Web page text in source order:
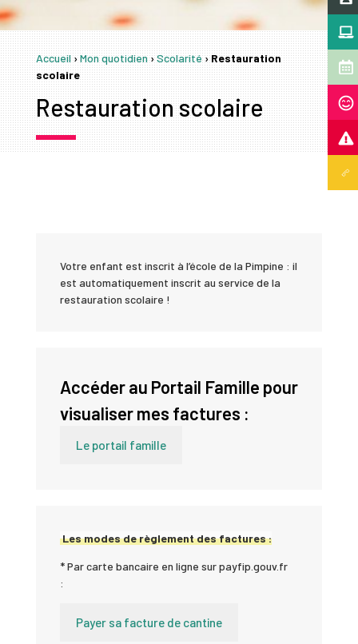
Accueil›Mon quotidien›Scolarité›Restauration
scolaire
Restauration scolaire
Votre enfant est inscrit à l’école de la Pimpine : il
est automatiquement inscrit au service de la
restauration scolaire !
Accéder au Portail Famille pour
visualiser mes factures :
Le portail famille
Les modes de règlement des factures :
* Par carte bancaire en ligne sur payfip.gouv.fr
:
Payer sa facture de cantine